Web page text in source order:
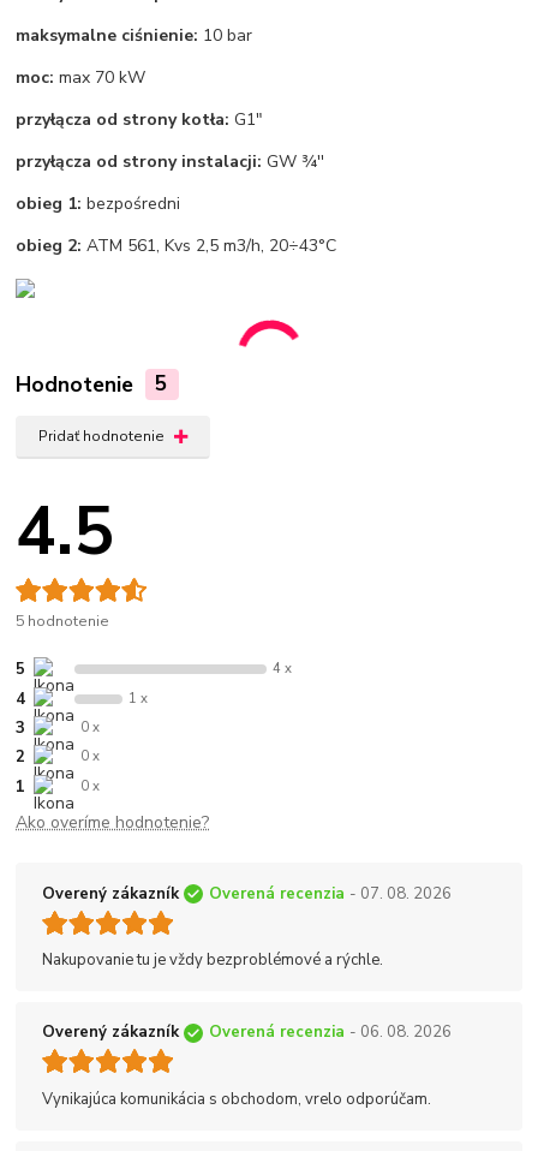
maksymalne ciśnienie: 10 bar
moc: max 70 kW
przyłącza od strony kotła: G1"
przyłącza od strony instalacji: GW ¾''
obieg 1: bezpośredni
obieg 2: ATM 561, Kvs 2,5 m3/h, 20÷43°C
Hodnotenie 5
Pridať hodnotenie
4.5
5 hodnotenie
5 4 x
4 1 x
3 0 x
2 0 x
1 0 x
Ako overíme hodnotenie?
Overený zákazník Overená recenzia - 07. 08. 2026
Nakupovanie tu je vždy bezproblémové a rýchle.
Overený zákazník Overená recenzia - 06. 08. 2026
Vynikajúca komunikácia s obchodom, vrelo odporúčam.